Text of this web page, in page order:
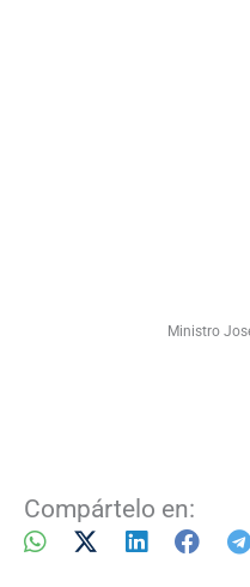
Ministro
Compártelo en: